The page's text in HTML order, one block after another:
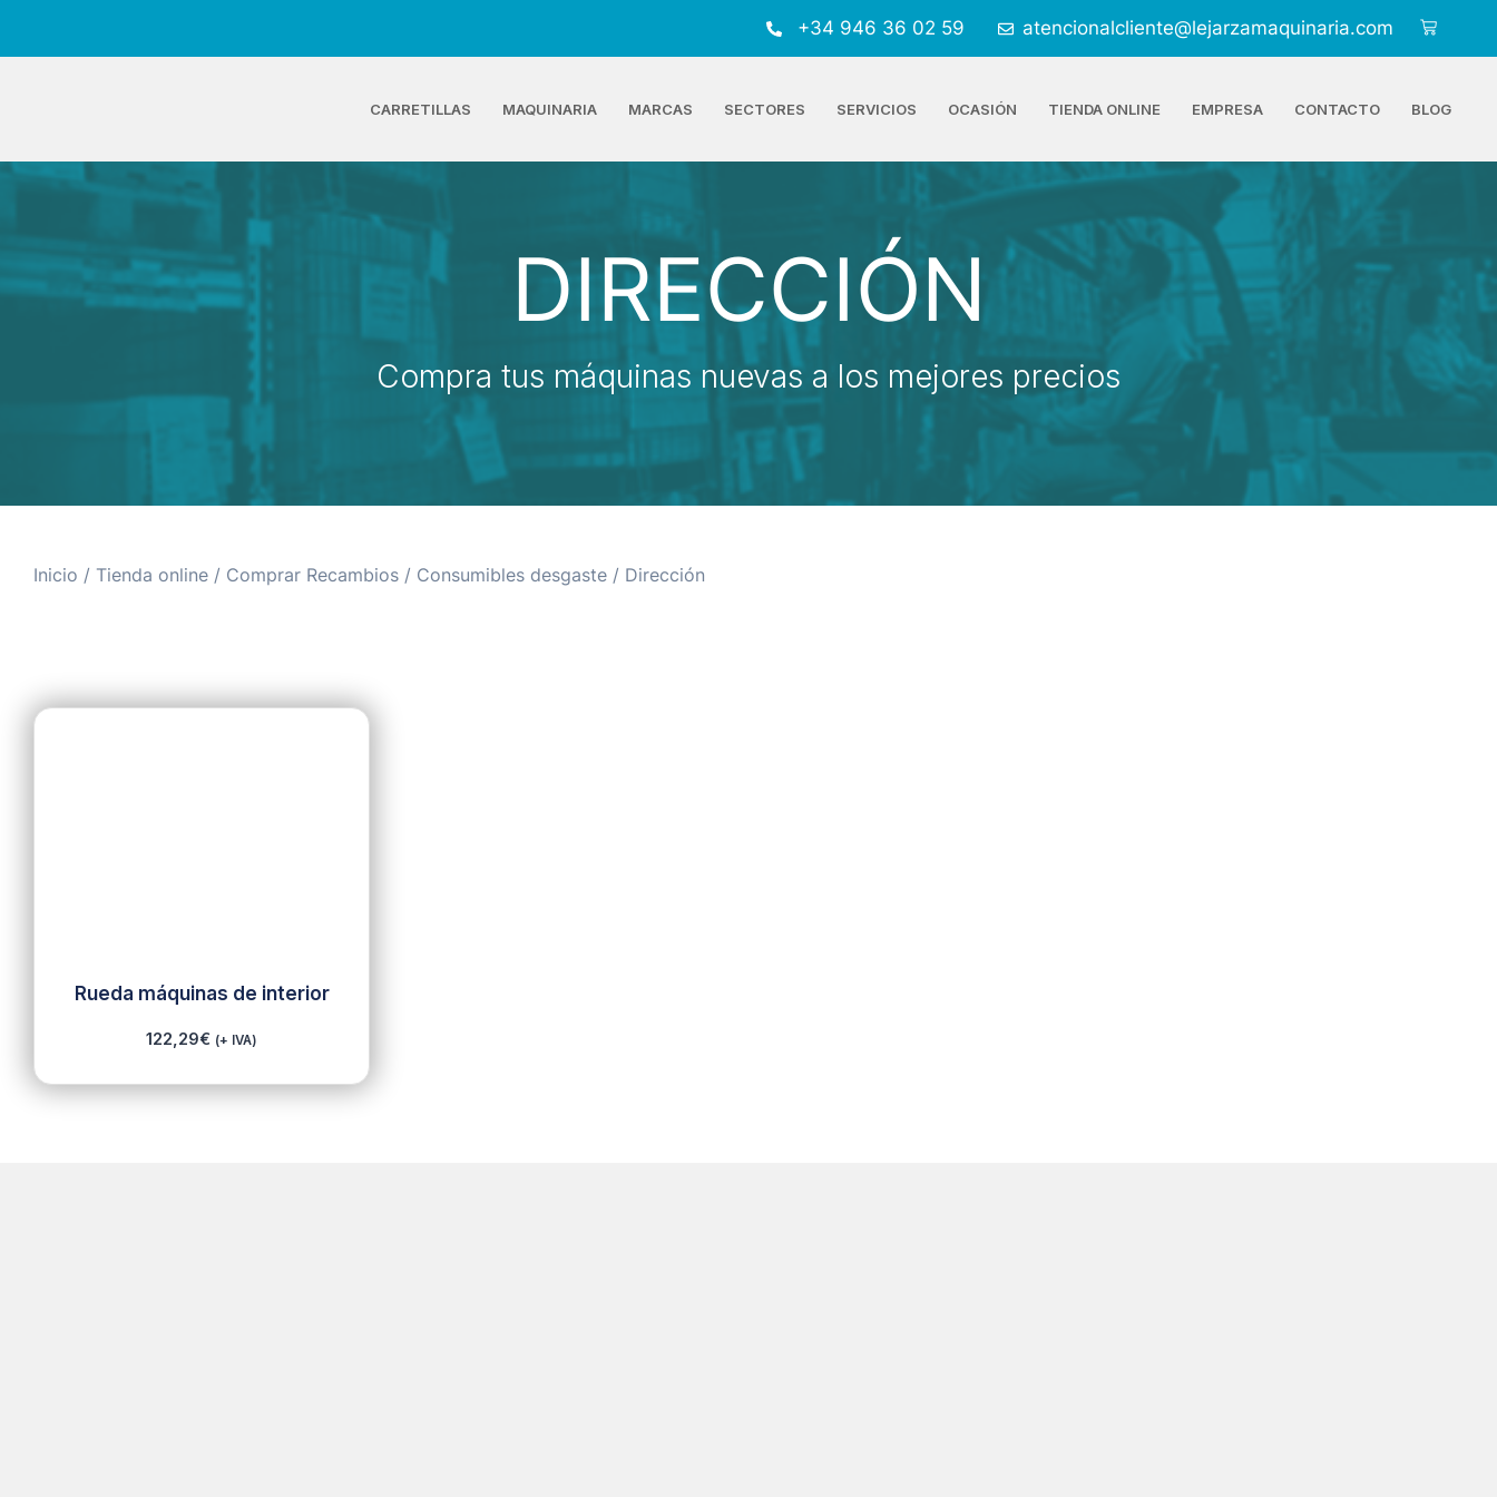
+34 946 36 02 59 atencionalcliente@lejarzamaquinaria.com
CARRETILLAS MAQUINARIA MARCAS SECTORES SERVICIOS OCASIÓN TIENDA ONLINE EMPRESA CONTACTO BLOG
DIRECCIÓN
Compra tus máquinas nuevas a los mejores precios
Inicio / Tienda online / Comprar Recambios / Consumibles desgaste / Dirección
Rueda máquinas de interior
122,29€ (+ IVA)